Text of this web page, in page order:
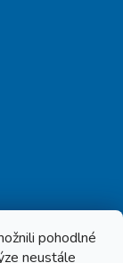
pohodlné
neustále